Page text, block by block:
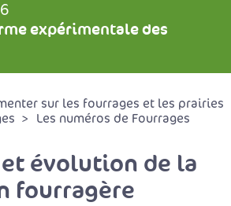
expérimentale des
sur les fourrages et les prairies
Les numéros de Fourrages
et évolution de la
fourragère